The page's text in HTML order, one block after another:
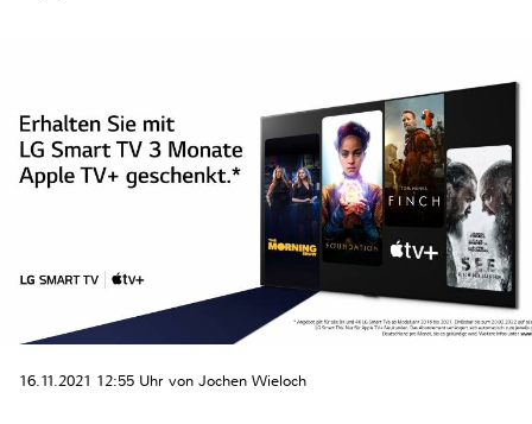
16.11.2021 12:55 Uhr von Jochen Wieloch